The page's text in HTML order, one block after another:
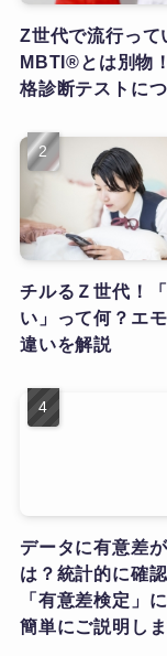
Z世代で流行って
MBTI®とは別物
格診断テストに
チルるＺ世代！
い」って何？エ
違いを解説
データに有意差
は？統計的に確
「有意差検定」
簡単にご説明しま